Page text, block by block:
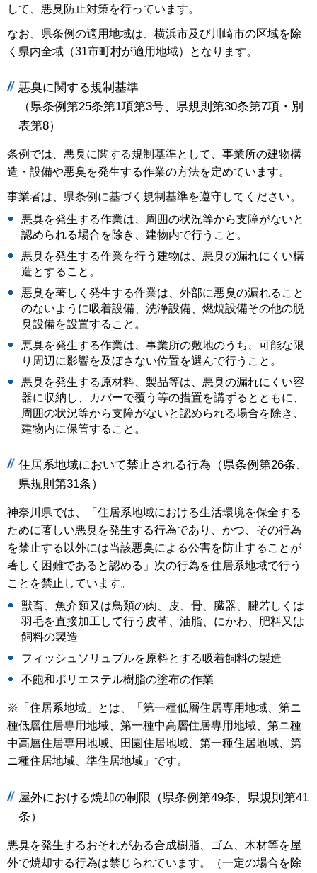
して、悪臭防止対策を行っています。
なお、県条例の適用地域は、横浜市及び川崎市の区域を除
く県内全域（31市町村が適用地域）となります。
悪臭に関する規制基準
（県条例第25条第1項第3号、県規則第30条第7項・別
表第8）
条例では、悪臭に関する規制基準として、事業所の建物構
造・設備や悪臭を発生する作業の方法を定めています。
事業者は、県条例に基づく規制基準を遵守してください。
悪臭を発生する作業は、周囲の状況等から支障がないと
認められる場合を除き、建物内で行うこと。
悪臭を発生する作業を行う建物は、悪臭の漏れにくい構
造とすること。
悪臭を著しく発生する作業は、外部に悪臭の漏れること
のないように吸着設備、洗浄設備、燃焼設備その他の脱
臭設備を設置すること。
悪臭を発生する作業は、事業所の敷地のうち、可能な限
り周辺に影響を及ぼさない位置を選んで行うこと。
悪臭を発生する原材料、製品等は、悪臭の漏れにくい容
器に収納し、カバーで覆う等の措置を講ずるとともに、
周囲の状況等から支障がないと認められる場合を除き、
建物内に保管すること。
住居系地域において禁止される行為（県条例第26条、
県規則第31条）
神奈川県では、「住居系地域における生活環境を保全する
ために著しい悪臭を発生する行為であり、かつ、その行為
を禁止する以外には当該悪臭による公害を防止することが
著しく困難であると認める」次の行為を住居系地域で行う
ことを禁止しています。
獣畜、魚介類又は鳥類の肉、皮、骨、臓器、腱若しくは
羽毛を直接加工して行う皮革、油脂、にかわ、肥料又は
飼料の製造
フィッシュソリュブルを原料とする吸着飼料の製造
不飽和ポリエステル樹脂の塗布の作業
※「住居系地域」とは、「第一種低層住居専用地域、第ニ
種低層住居専用地域、第一種中高層住居専用地域、第ニ種
中高層住居専用地域、田園住居地域、第一種住居地域、第
ニ種住居地域、準住居地域」です。
屋外における焼却の制限（県条例第49条、県規則第41
条）
悪臭を発生するおそれがある合成樹脂、ゴム、木材等を屋
外で焼却する行為は禁じられています。（一定の場合を除